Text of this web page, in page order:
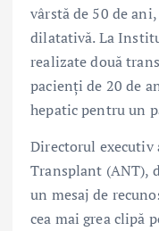
vârstă de 50 de
dilatativă. La
realizate două
pacienți de 20 de
hepatic pentru un
Directorul
Transplant (ANT),
un mesaj de
cea mai grea clipă